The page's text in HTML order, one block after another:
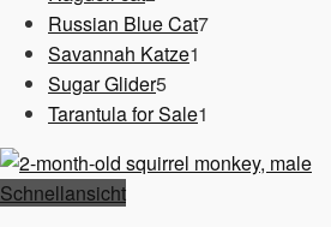
Produkte
Russian Blue Cat77
Savannah Katze1
Sugar Glider55
Produkte
Tarantula for Sale1
Schnellansicht